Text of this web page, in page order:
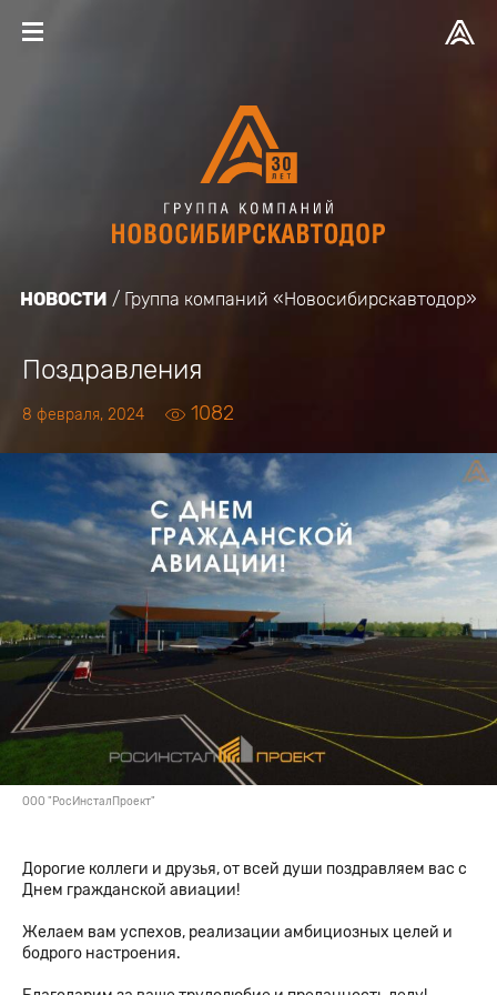
НОВОСТИ Группа компаний «Новосибирскавтодор»
Поздравления
8 февраля, 2024 1082
ООО "РосИнсталПроект"
Дорогие коллеги и друзья, от всей души поздравляем вас с
Днем гражданской авиации!
Желаем вам успехов, реализации амбициозных целей и
бодрого настроения.